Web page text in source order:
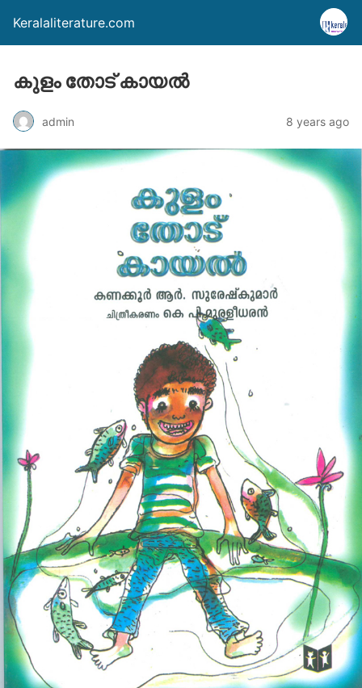
Keralaliterature.com
കുളം തോട് കായൽ
admin 8 years ago